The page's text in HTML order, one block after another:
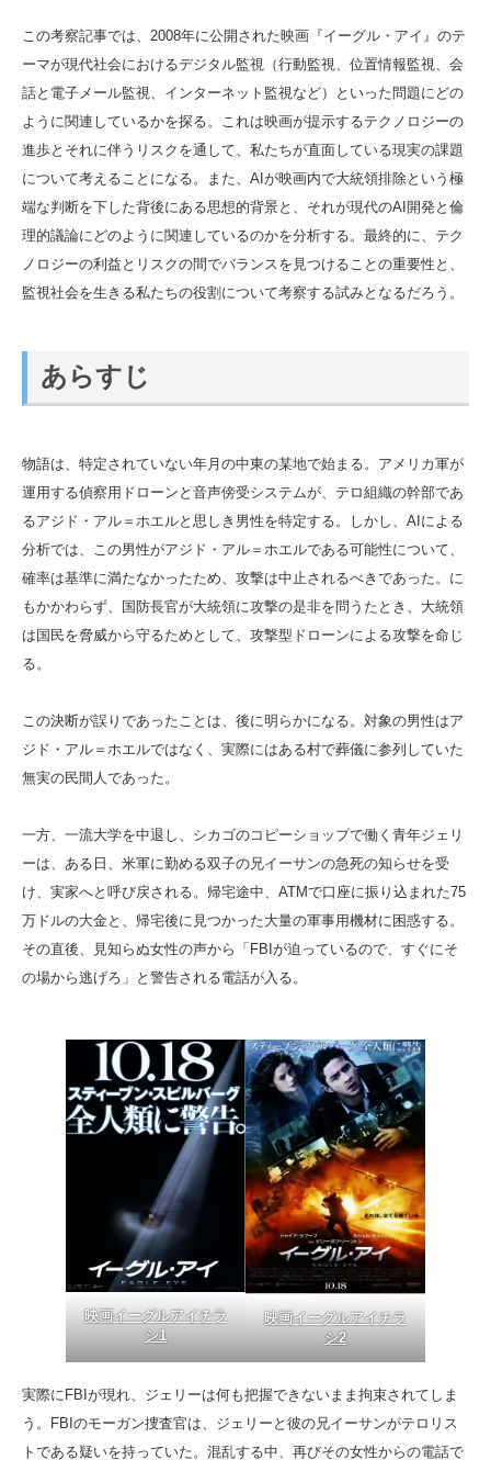
この考察記事では、2008年に公開された映画『イーグル・アイ』のテ
ーマが現代社会におけるデジタル監視（行動監視、位置情報監視、会
話と電子メール監視、インターネット監視など）といった問題にどの
ように関連しているかを探る。これは映画が提示するテクノロジーの
進歩とそれに伴うリスクを通して、私たちが直面している現実の課題
について考えることになる。また、AIが映画内で大統領排除という極
端な判断を下した背後にある思想的背景と、それが現代のAI開発と倫
理的議論にどのように関連しているのかを分析する。最終的に、テク
ノロジーの利益とリスクの間でバランスを見つけることの重要性と、
監視社会を生きる私たちの役割について考察する試みとなるだろう。
あらすじ
物語は、特定されていない年月の中東の某地で始まる。アメリカ軍が
運用する偵察用ドローンと音声傍受システムが、テロ組織の幹部であ
るアジド・アル＝ホエルと思しき男性を特定する。しかし、AIによる
分析では、この男性がアジド・アル＝ホエルである可能性について、
確率は基準に満たなかったため、攻撃は中止されるべきであった。に
もかかわらず、国防長官が大統領に攻撃の是非を問うたとき、大統領
は国民を脅威から守るためとして、攻撃型ドローンによる攻撃を命じ
る。
この決断が誤りであったことは、後に明らかになる。対象の男性はア
ジド・アル＝ホエルではなく、実際にはある村で葬儀に参列していた
無実の民間人であった。
一方、一流大学を中退し、シカゴのコピーショップで働く青年ジェリ
ーは、ある日、米軍に勤める双子の兄イーサンの急死の知らせを受
け、実家へと呼び戻される。帰宅途中、ATMで口座に振り込まれた75
万ドルの大金と、帰宅後に見つかった大量の軍事用機材に困惑する。
その直後、見知らぬ女性の声から「FBIが迫っているので、すぐにそ
の場から逃げろ」と警告される電話が入る。
映画イーグルアイチラ
シ1
映画イーグルアイチラ
シ2
実際にFBIが現れ、ジェリーは何も把握できないまま拘束されてしま
う。FBIのモーガン捜査官は、ジェリーと彼の兄イーサンがテロリス
トである疑いを持っていた。混乱する中、再びその女性からの電話で